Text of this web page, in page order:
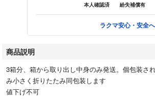
本人確認済 紛失補償有
ラクマ安心・安全
商品説明
3箱分、箱から取り出し中身のみ発送。個包装さ
み小さく折りたたみ同包装します
値下げ不可